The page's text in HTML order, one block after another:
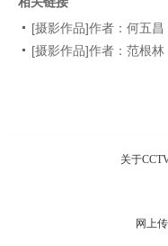
[摄影作品]作者：何五昌
[摄影作品]作者：范根林
关于
网上